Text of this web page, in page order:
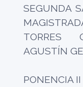
SEGUNDA
TORRES
AGUSTÍN
PONENCIA II